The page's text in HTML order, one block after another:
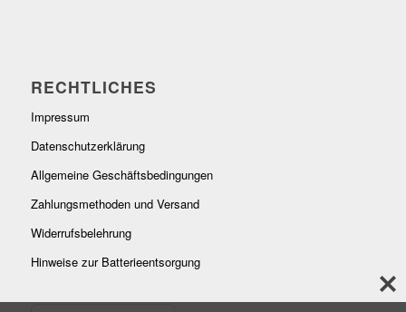
RECHTLICHES
Impressum
Datenschutzerklärung
Allgemeine Geschäftsbedingungen
Zahlungsmethoden und Versand
Widerrufsbelehrung
Hinweise zur Batterieentsorgung